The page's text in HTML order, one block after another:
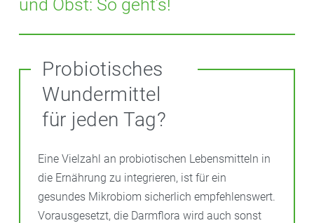
und Obst: So geht’s!
In der Kindheit zählte Sauerkraut nicht gerade zur
Leibspeise. Heute liegt es als fermentiertes
Lebensmittel genauso im Trend wie Kimchi (scharf
eingelegter Chinakohl aus Korea), Kefir und
Kombucha. Auch Bier und Wein, Brot, Oliven,
Schokolade, Kaffee und viele Käsesorten werden
fermentiert. Bei diesem Prozess verwandeln
Mikroorganismen wie Bakterien und Pilze die in
Lebensmitteln enthaltenen Zucker und Stärke zu
Säure. Das konserviert einerseits die Nahrung.
Probiotisches
Wundermittel
für jeden Tag?
Eine Vielzahl an probiotischen Lebensmitteln in
die Ernährung zu integrieren, ist für ein
gesundes Mikrobiom sicherlich empfehlenswert.
Vorausgesetzt, die Darmflora wird auch sonst